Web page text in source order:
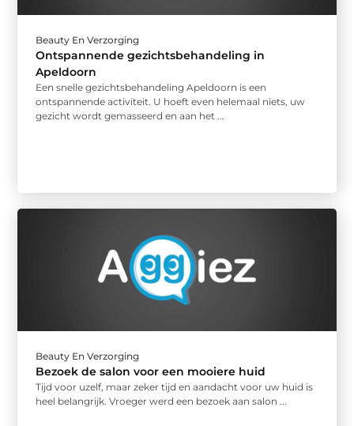
Beauty En Verzorging
Ontspannende gezichtsbehandeling in
Apeldoorn
Een snelle gezichtsbehandeling Apeldoorn is een
ontspannende activiteit. U hoeft even helemaal niets, uw
gezicht wordt gemasseerd en aan het ...
Beauty En Verzorging
Bezoek de salon voor een mooiere huid
Tijd voor uzelf, maar zeker tijd en aandacht voor uw huid is
heel belangrijk. Vroeger werd een bezoek aan salon ...